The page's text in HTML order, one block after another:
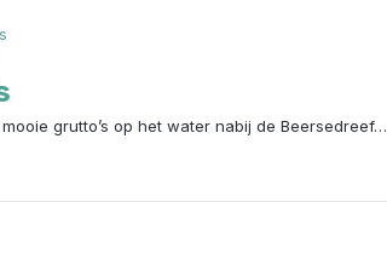
grutto’s op het water nabij de Beersedreef…